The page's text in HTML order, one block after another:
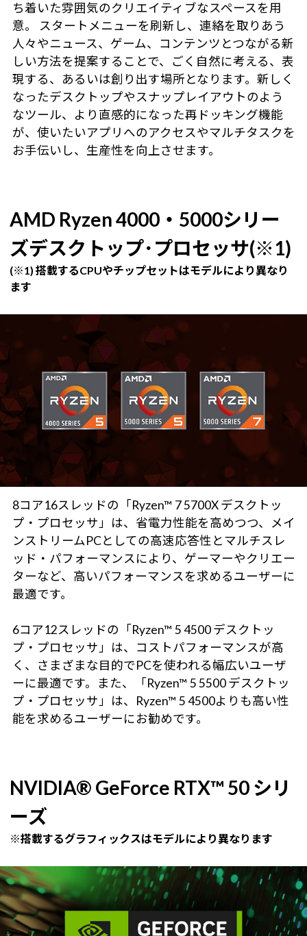
ち着いた雰囲気のクリエイティブなスペースを用
意。 スタートメニューを刷新し、連絡を取りあう
人々やニュース、ゲーム、コンテンツとつながる新
しい方法を提案することで、ごく自然に考える、表
現する、あるいは創り出す場所となります。新しく
なったデスクトップやスナップレイアウトのよう
なツール、より直感的になった再ドッキング機能
が、使いたいアプリへのアクセスやマルチタスクを
お手伝いし、生産性を向上させます。
AMD Ryzen 4000・5000シリー
ズデスクトップ･プロセッサ(※1)
(※1) 搭載するCPUやチップセットはモデルにより異なり
ます
8コア16スレッドの「Ryzen™ 7 5700X デスクトッ
プ・プロセッサ」は、省電力性能を高めつつ、メイ
ンストリームPCとしての高速応答性とマルチスレ
ッド・パフォーマンスにより、ゲーマーやクリエー
ターなど、高いパフォーマンスを求めるユーザーに
最適です。
6コア12スレッドの「Ryzen™ 5 4500 デスクトッ
プ・プロセッサ」は、コストパフォーマンスが高
く、さまざまな目的でPCを使われる幅広いユーザ
ーに最適です。また、「Ryzen™ 5 5500 デスクトッ
プ・プロセッサ」は、Ryzen™ 5 4500よりも高い性
能を求めるユーザーにお勧めです。
NVIDIA® GeForce RTX™ 50 シリ
ーズ
※搭載するグラフィックスはモデルにより異なります